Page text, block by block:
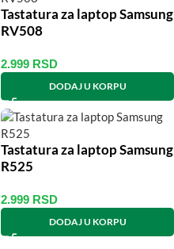
Tastatura za laptop Samsung
RV508
2.999 RSD
DODAJ U KORPU
Tastatura za laptop Samsung
R525
2.999 RSD
DODAJ U KORPU